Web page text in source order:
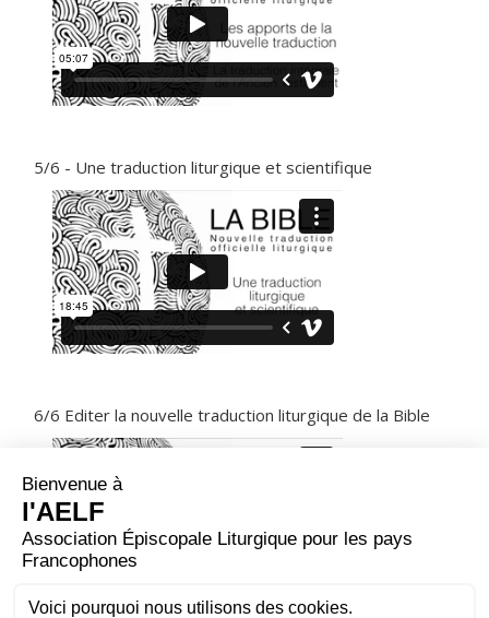
5/6 - Une traduction liturgique et scientifique
6/6 Editer la nouvelle traduction liturgique de la Bible